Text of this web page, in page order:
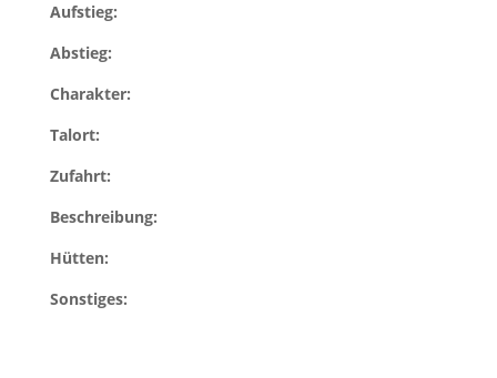
Aufstieg:
Abstieg:
Charakter:
Talort:
Zufahrt:
Beschreibung:
Hütten:
Sonstiges: